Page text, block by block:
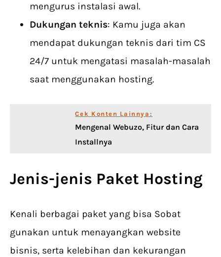
mengurus instalasi awal.
Dukungan teknis: Kamu juga akan
mendapat dukungan teknis dari tim CS
24/7 untuk mengatasi masalah-masalah
saat menggunakan hosting.
Cek Konten Lainnya:
Mengenal Webuzo, Fitur dan Cara
Installnya
Jenis-jenis Paket Hosting
Kenali berbagai paket yang bisa Sobat
gunakan untuk menayangkan website
bisnis, serta kelebihan dan kekurangan